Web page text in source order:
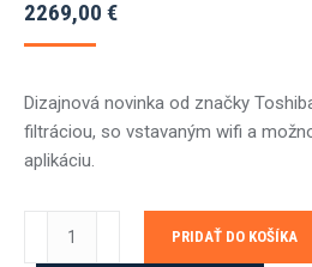
2269,00 €
Dizajnová novinka od značky
filtráciou, so vstavaným wifi a
aplikáciu.
PRIDAŤ DO KOŠÍKA